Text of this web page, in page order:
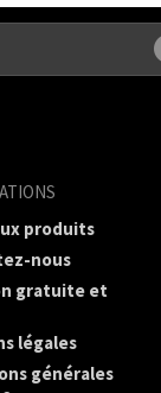
produits
nous
gratuite et
légales
générales